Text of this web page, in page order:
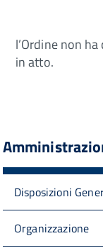
l’Ordine non
in atto.
Disposizioni
Organizzazione